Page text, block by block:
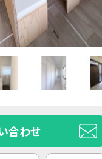
合わせ